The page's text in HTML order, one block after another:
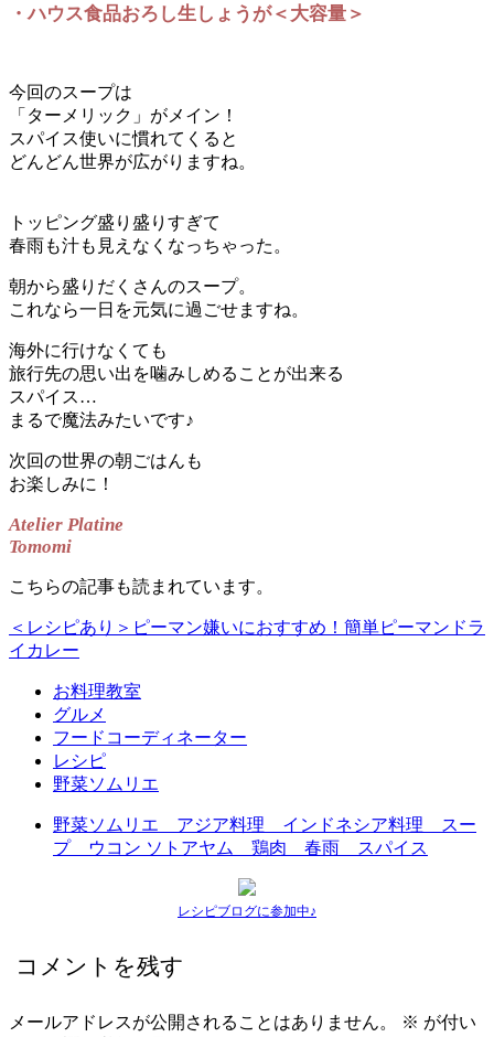
・ハウス食品おろし生しょうが＜大容量＞
今回のスープは
「ターメリック」がメイン！
スパイス使いに慣れてくると
どんどん世界が広がりますね。
トッピング盛り盛りすぎて
春雨も汁も見えなくなっちゃった。
朝から盛りだくさんのスープ。
これなら一日を元気に過ごせますね。
海外に行けなくても
旅行先の思い出を噛みしめることが出来る
スパイス…
まるで魔法みたいです♪
次回の世界の朝ごはんも
お楽しみに！
Atelier Platine
Tomomi
こちらの記事も読まれています。
＜レシピあり＞ピーマン嫌いにおすすめ！簡単ピーマンドラ
イカレー
お料理教室
グルメ
フードコーディネーター
レシピ
野菜ソムリエ
野菜ソムリエ アジア料理 インドネシア料理 スー
プ ウコン ソトアヤム 鶏肉 春雨 スパイス
レシピブログに参加中♪
コメントを残す
メールアドレスが公開されることはありません。 ※ が付い